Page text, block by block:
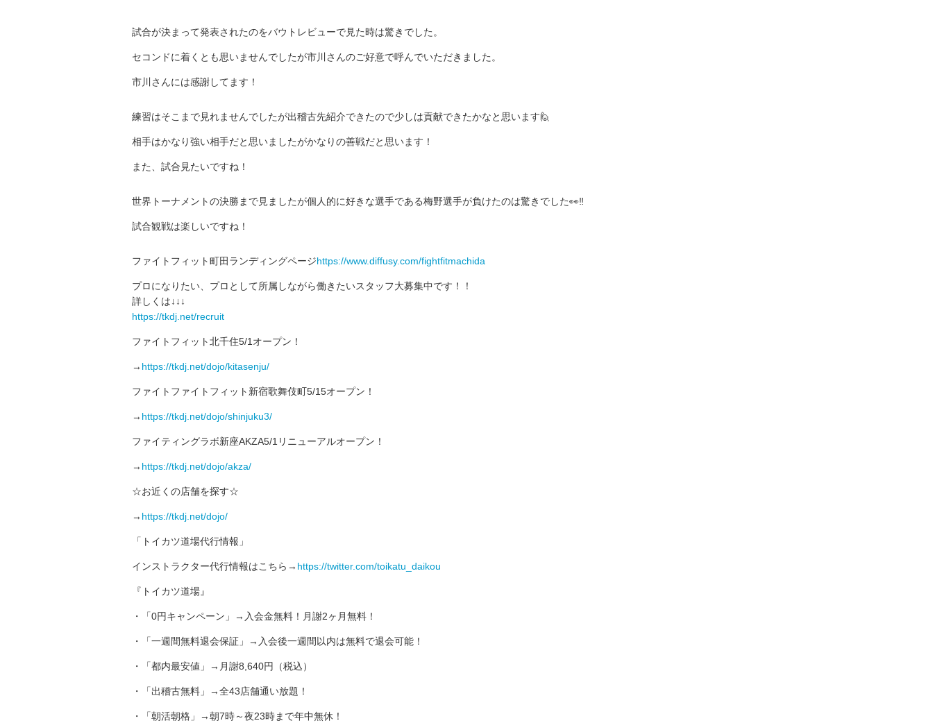
試合が決まって発表されたのをバウトレビューで見た時は驚きでした。
セコンドに着くとも思いませんでしたが市川さんのご好意で呼んでいただきました。
市川さんには感謝してます！
練習はそこまで見れませんでしたが出稽古先紹介できたので少しは貢献できたかなと思います🙋
相手はかなり強い相手だと思いましたがかなりの善戦だと思います！
また、試合見たいですね！
世界トーナメントの決勝まで見ましたが個人的に好きな選手である梅野選手が負けたのは驚きでした👀‼️
試合観戦は楽しいですね！
ファイトフィット町田ランディングページhttps://www.diffusy.com/fightfitmachida
プロになりたい、プロとして所属しながら働きたいスタッフ大募集中です！！
詳しくは↓↓↓
https://tkdj.net/recruit
ファイトフィット北千住5/1オープン！
→ https://tkdj.net/dojo/kitasenju/
ファイトファイトフィット新宿歌舞伎町5/15オープン！
→ https://tkdj.net/dojo/shinjuku3/
ファイティングラボ新座AKZA5/1リニューアルオープン！
→ https://tkdj.net/dojo/akza/
☆お近くの店舗を探す☆
→ https://tkdj.net/dojo/
「トイカツ道場代行情報」
インストラクター代行情報はこちら→ https://twitter.com/toikatu_daikou
『トイカツ道場』
・「0円キャンペーン」→入会金無料！月謝2ヶ月無料！
・「一週間無料退会保証」→入会後一週間以内は無料で退会可能！
・「都内最安値」→月謝8,640円（税込）
・「出稽古無料」→全43店舗通い放題！
・「朝活朝格」→朝7時～夜23時まで年中無休！